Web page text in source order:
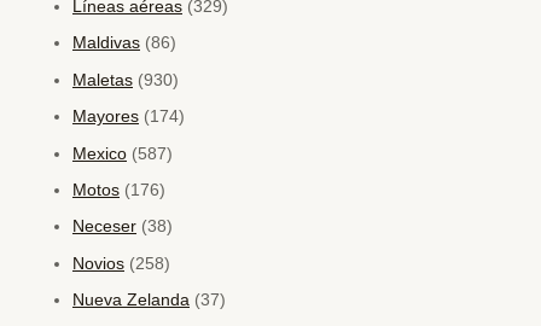
Líneas aéreas (329)
Maldivas (86)
Maletas (930)
Mayores (174)
Mexico (587)
Motos (176)
Neceser (38)
Novios (258)
Nueva Zelanda (37)